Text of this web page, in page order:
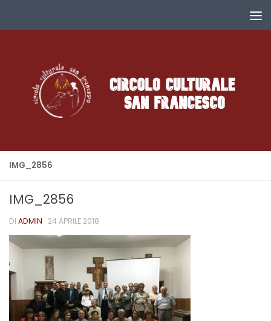
IMG_2856
IMG_2856
DI ADMIN · 24 APRILE 2018